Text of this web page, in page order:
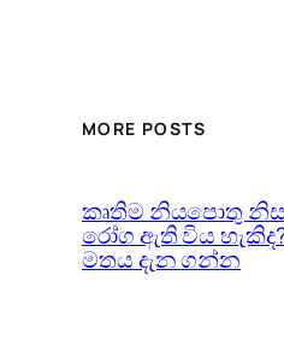
MORE POSTS
කෘතිම නියපොතු
රෝග ඇති විය
මතය දැන ගන්න